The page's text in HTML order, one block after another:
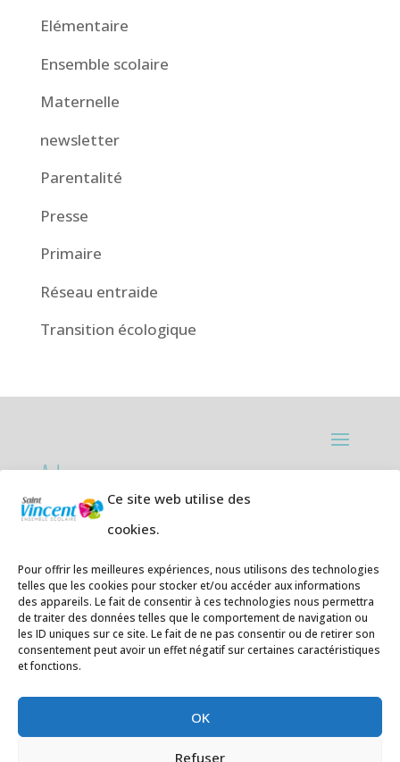
Ce site web utilise des
cookies.
Pour offrir les meilleures expériences, nous utilisons des technologies
telles que les cookies pour stocker et/ou accéder aux informations
des appareils. Le fait de consentir à ces technologies nous permettra
de traiter des données telles que le comportement de navigation ou
les ID uniques sur ce site. Le fait de ne pas consentir ou de retirer son
consentement peut avoir un effet négatif sur certaines caractéristiques
et fonctions.
OK
Refuser
Elémentaire
Ensemble scolaire
Maternelle
newsletter
Parentalité
Presse
Primaire
Réseau entraide
Transition écologique
Adresses:
Ecole primaire de la Plage,
Téléphone05 59 20 67 28
Collège Hendaye ville,1 rue de la
Libération 64700 Hendaye
Téléphone 05 59 48 89 00
E-mail:secretariat@saintvincent.eus